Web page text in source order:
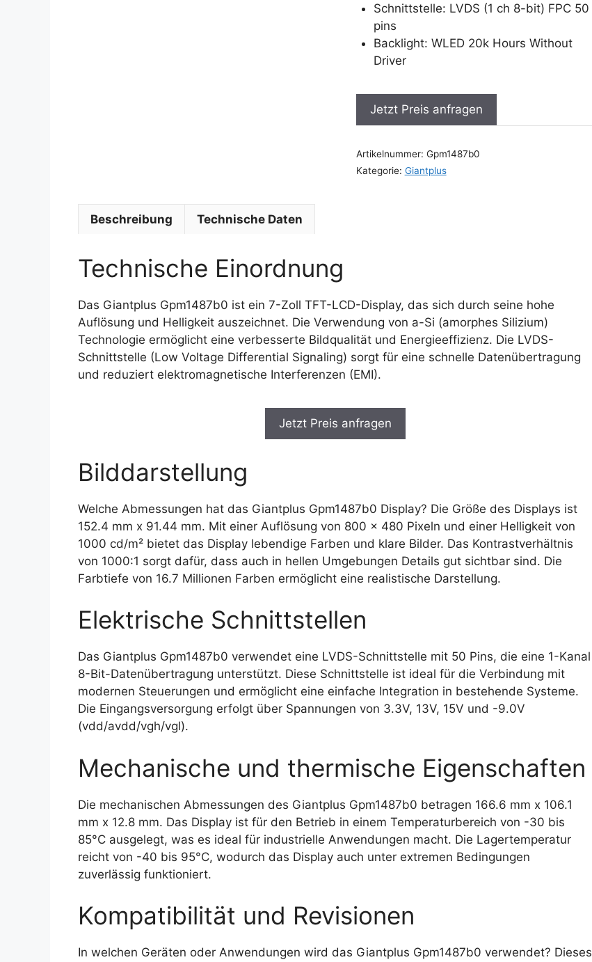
Schnittstelle: LVDS (1 ch 8-bit) FPC 50
pins
Backlight: WLED 20k Hours Without
Driver
Jetzt Preis anfragen
Artikelnummer: Gpm1487b0
Kategorie: Giantplus
Beschreibung Technische Daten
Technische Einordnung
Das Giantplus Gpm1487b0 ist ein 7-Zoll TFT-LCD-Display, das sich durch seine hohe
Auflösung und Helligkeit auszeichnet. Die Verwendung von a-Si (amorphes Silizium)
Technologie ermöglicht eine verbesserte Bildqualität und Energieeffizienz. Die LVDS-
Schnittstelle (Low Voltage Differential Signaling) sorgt für eine schnelle Datenübertragung
und reduziert elektromagnetische Interferenzen (EMI).
Jetzt Preis anfragen
Bilddarstellung
Welche Abmessungen hat das Giantplus Gpm1487b0 Display? Die Größe des Displays ist
152.4 mm x 91.44 mm. Mit einer Auflösung von 800 x 480 Pixeln und einer Helligkeit von
1000 cd/m² bietet das Display lebendige Farben und klare Bilder. Das Kontrastverhältnis
von 1000:1 sorgt dafür, dass auch in hellen Umgebungen Details gut sichtbar sind. Die
Farbtiefe von 16.7 Millionen Farben ermöglicht eine realistische Darstellung.
Elektrische Schnittstellen
Das Giantplus Gpm1487b0 verwendet eine LVDS-Schnittstelle mit 50 Pins, die eine 1-Kanal
8-Bit-Datenübertragung unterstützt. Diese Schnittstelle ist ideal für die Verbindung mit
modernen Steuerungen und ermöglicht eine einfache Integration in bestehende Systeme.
Die Eingangsversorgung erfolgt über Spannungen von 3.3V, 13V, 15V und -9.0V
(vdd/avdd/vgh/vgl).
Mechanische und thermische Eigenschaften
Die mechanischen Abmessungen des Giantplus Gpm1487b0 betragen 166.6 mm x 106.1
mm x 12.8 mm. Das Display ist für den Betrieb in einem Temperaturbereich von -30 bis
85°C ausgelegt, was es ideal für industrielle Anwendungen macht. Die Lagertemperatur
reicht von -40 bis 95°C, wodurch das Display auch unter extremen Bedingungen
zuverlässig funktioniert.
Kompatibilität und Revisionen
In welchen Geräten oder Anwendungen wird das Giantplus Gpm1487b0 verwendet? Dieses